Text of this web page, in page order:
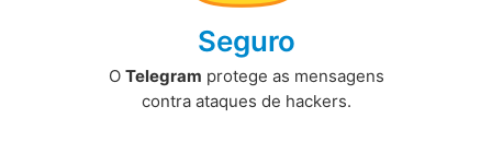
Seguro
O Telegram protege as mensagens
contra ataques de hackers.